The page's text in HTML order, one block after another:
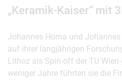
„Keramik-Kaiser“ mit
Johannes Homa und
auf ihrer langjährigen
Lithoz als Spin-off der TU Wien
weniger Jahre führten sie die